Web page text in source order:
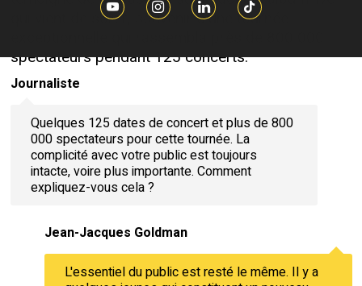
qui vient de sortir, souvenir d'une tournée
spectateurs pendant 125 concerts.
Journaliste
Quelques 125 dates de concert et plus de 800
000 spectateurs pour cette tournée. La
complicité avec votre public est toujours
intacte, voire plus importante. Comment
expliquez-vous cela ?
Jean-Jacques Goldman
L'essentiel du public est resté le même. Il y a